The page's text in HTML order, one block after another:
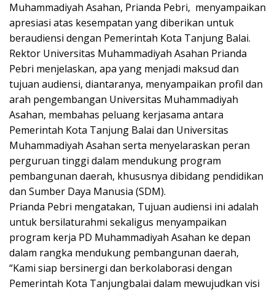
Muhammadiyah Asahan, Prianda Pebri, menyampaikan
apresiasi atas kesempatan yang diberikan untuk
beraudiensi dengan Pemerintah Kota Tanjung Balai.
Rektor Universitas Muhammadiyah Asahan Prianda
Pebri menjelaskan, apa yang menjadi maksud dan
tujuan audiensi, diantaranya, menyampaikan profil dan
arah pengembangan Universitas Muhammadiyah
Asahan, membahas peluang kerjasama antara
Pemerintah Kota Tanjung Balai dan Universitas
Muhammadiyah Asahan serta menyelaraskan peran
perguruan tinggi dalam mendukung program
pembangunan daerah, khususnya dibidang pendidikan
dan Sumber Daya Manusia (SDM).
Prianda Pebri mengatakan, Tujuan audiensi ini adalah
untuk bersilaturahmi sekaligus menyampaikan
program kerja PD Muhammadiyah Asahan ke depan
dalam rangka mendukung pembangunan daerah,
“Kami siap bersinergi dan berkolaborasi dengan
Pemerintah Kota Tanjungbalai dalam mewujudkan visi